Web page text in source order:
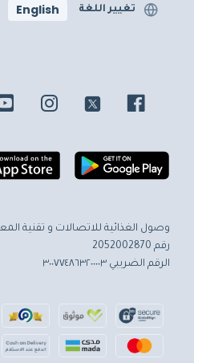
تغيير اللغة English
وصول الغذائية للاتصالات و تقنية
رقم 2052002870
الرقم الضريبي ٣٠٠٧٧٤٨٦٣٢٠٠٠٠٣